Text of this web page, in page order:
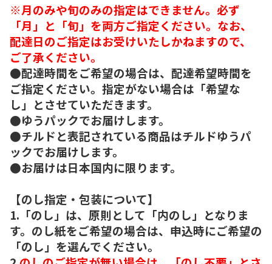
※月のみや旬のみの指定はできません。必ず
「月」と「旬」を両方ご指定ください。なお、
配達日のご指定はお受けいたしかねますので、
ご了承ください。
●配達時間をご希望の場合は、配達希望時間を
ご指定ください。指定がない場合は「希望な
し」とさせていただきます。
●ゆうパックでお届けします。
●チルドと表記されている商品はチルドゆうパ
ックでお届けします。
●お届けは日本国内に限ります。
【のし指定・包装について】
1.「のし」は、原則として「内のし」となりま
す。のし紙をご希望の場合は、申込時にご希望の
「のし」を選んでください。